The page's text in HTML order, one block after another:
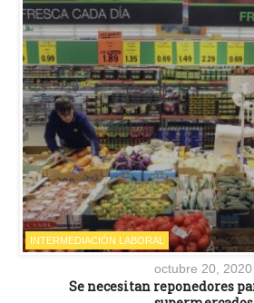
INTERMEDIACIÓN LABORAL
octubre 20, 2020
Se necesitan reponedores